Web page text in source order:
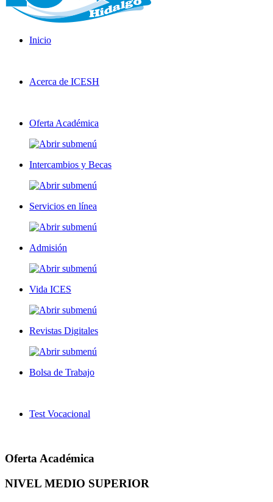
Inicio
Acerca de ICESH
Oferta Académica
Intercambios y Becas
Servicios en línea
Admisión
Vida ICES
Revistas Digitales
Bolsa de Trabajo
Test Vocacional
Oferta Académica
NIVEL MEDIO SUPERIOR